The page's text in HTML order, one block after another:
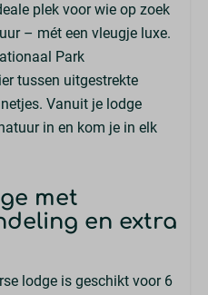
plek voor wie op zoek
– mét een vleugje luxe.
Park
tussen uitgestrekte
Vanuit je lodge
in en kom je in elk
met
en extra
lodge is geschikt voor 6